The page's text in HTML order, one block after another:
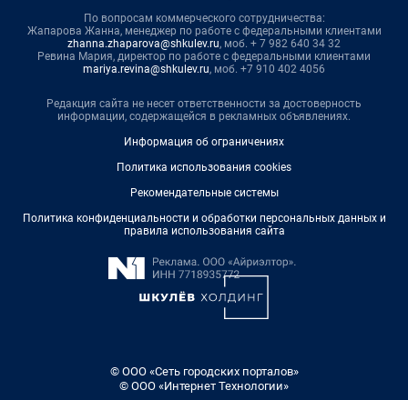
По вопросам коммерческого сотрудничества:
Жапарова Жанна, менеджер по работе с федеральными клиентами
zhanna.zhaparova@shkulev.ru, моб. + 7 982 640 34 32
Ревина Мария, директор по работе с федеральными клиентами
mariya.revina@shkulev.ru, моб. +7 910 402 4056
Редакция сайта не несет ответственности за достоверность
информации, содержащейся в рекламных объявлениях.
Информация об ограничениях
Политика использования cookies
Рекомендательные системы
Политика конфиденциальности и обработки персональных данных и
правила использования сайта
© ООО «Сеть городских порталов»
© ООО «Интернет Технологии»